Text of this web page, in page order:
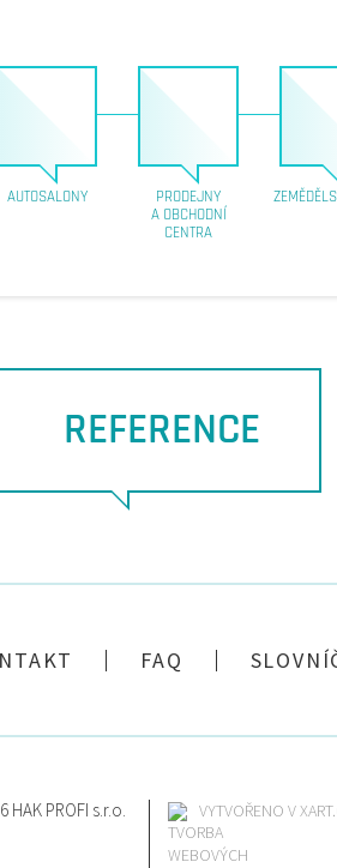
AUTOSALONY
PRODEJNY
A OBCHODNÍ
CENTRA
REFERENCE
FAQ
PROFI s.r.o. VYTVOŘENO V